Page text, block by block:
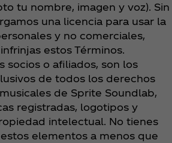
tu nombre, imagen y voz). Sin
una licencia para usar la
y no comerciales,
estos Términos.
socios o afiliados, son los
de todos los derechos
de Sprite Soundlab,
registradas, logotipos y
intelectual. No tienes
elementos a menos que